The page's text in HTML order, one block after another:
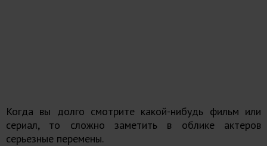
Когда вы долго смотрите какой-нибудь фильм или
сериал, то сложно заметить в облике актеров
серьезные перемены.